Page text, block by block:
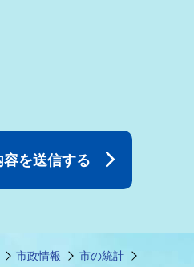
市政情報
市の統計